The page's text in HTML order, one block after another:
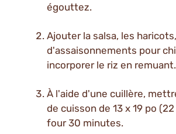
égouttez.
Ajouter la salsa, les
d'assaisonnements pour
incorporer le riz en remuant.
À l'aide d'une cuillère,
de cuisson de 13 x 19 po
four 30 minutes.